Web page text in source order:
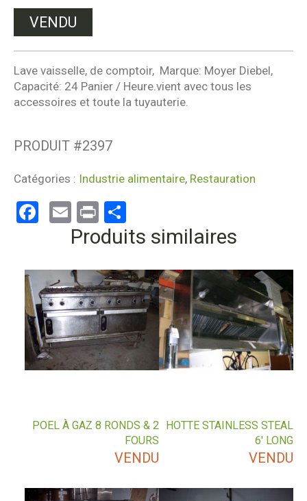
VENDU
Lave vaisselle, de comptoir, Marque: Moyer Diebel,
Capacité: 24 Panier / Heure.vient avec tous les
accessoires et toute la tuyauterie.
PRODUIT #2397
Catégories : Industrie alimentaire, Restauration
Facebook
EmailPrint
Produits similaires
HOTTE STAINLESS STEAL
6′ LONG
VENDU
POEL À GAZ 8 RONDS & 2
FOURS
VENDU